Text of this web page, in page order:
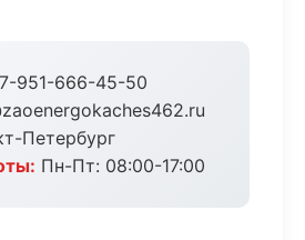
951-666-45-50
Петербург
Пн-Пт: 08:00-17:00